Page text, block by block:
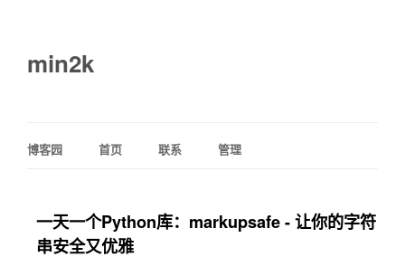
min2k
博客园 首页 联系 管理
一天一个Python库：markupsafe - 让你的字符
串安全又优雅